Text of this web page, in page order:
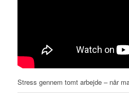
Stress gennem tomt arbejde – når